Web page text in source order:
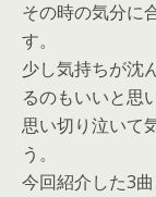
その時の気分に
す。
少し気持ちが沈
るのもいいと思
思い切り泣いて
う。
今回紹介した3